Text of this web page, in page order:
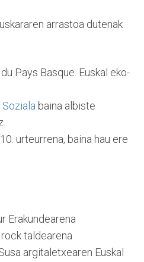
arrastoa dutenak
Pays Basque. Euskal eko-
baina albiste
urteurrena, baina hau ere
Erakundearena
taldearena
argitaletxearen Euskal